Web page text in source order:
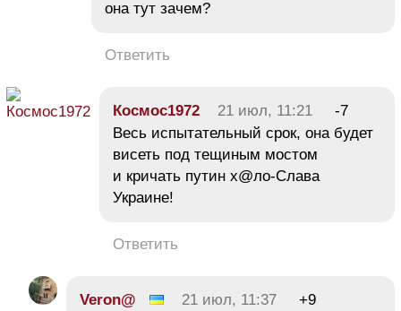
она тут зачем?
Ответить
Космос1972 21 июл, 11:21
-7
Весь испытательный срок, она будет
висеть под тещиным мостом
и кричать путин х@ло-Слава
Украине!
Ответить
Veron@ 21 июл, 11:37
+9